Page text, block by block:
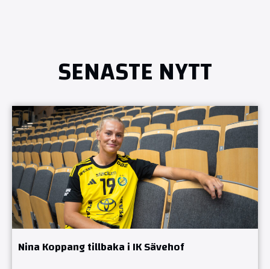
SENASTE NYTT
Nina Koppang tillbaka i IK Sävehof